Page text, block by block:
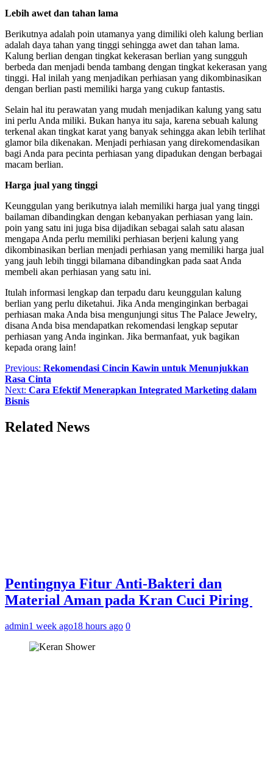
Lebih awet dan tahan lama
Berikutnya adalah poin utamanya yang dimiliki oleh kalung berlian
adalah daya tahan yang tinggi sehingga awet dan tahan lama.
Kalung berlian dengan tingkat kekerasan berlian yang sungguh
berbeda dan menjadi benda tambang dengan tingkat kekerasan yang
tinggi. Hal inilah yang menjadikan perhiasan yang dikombinasikan
dengan berlian pasti memiliki harga yang cukup fantastis.
Selain hal itu perawatan yang mudah menjadikan kalung yang satu
ini perlu Anda miliki. Bukan hanya itu saja, karena sebuah kalung
terkenal akan tingkat karat yang banyak sehingga akan lebih terlihat
glamor bila dikenakan. Menjadi perhiasan yang direkomendasikan
bagi Anda para pecinta perhiasan yang dipadukan dengan berbagai
macam berlian.
Harga jual yang tinggi
Keunggulan yang berikutnya ialah memiliki harga jual yang tinggi
bailaman dibandingkan dengan kebanyakan perhiasan yang lain.
poin yang satu ini juga bisa dijadikan sebagai salah satu alasan
mengapa Anda perlu memiliki perhiasan berjeni kalung yang
dikombinasikan berlian menjadi perhiasan yang memiliki harga jual
yang jauh lebih tinggi bilamana dibandingkan pada saat Anda
membeli akan perhiasan yang satu ini.
Itulah informasi lengkap dan terpadu daru keunggulan kalung
berlian yang perlu diketahui. Jika Anda menginginkan berbagai
perhiasan maka Anda bisa mengunjungi situs The Palace Jewelry,
disana Anda bisa mendapatkan rekomendasi lengkap seputar
perhiasan yang Anda inginkan. Jika bermanfaat, yuk bagikan
kepada orang lain!
Post
navigation
Previous: Rekomendasi Cincin Kawin untuk Menunjukkan
Rasa Cinta
Next: Cara Efektif Menerapkan Integrated Marketing dalam
Bisnis
Related News
Pentingnya Fitur Anti-Bakteri dan
Material Aman pada Kran Cuci Piring
admin1 week ago18 hours ago 0